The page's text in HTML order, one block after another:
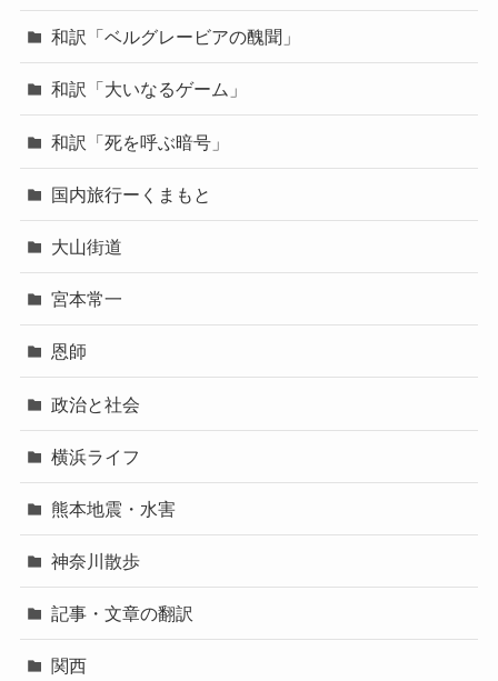
和訳「ベルグレービアの醜聞」
和訳「大いなるゲーム」
和訳「死を呼ぶ暗号」
国内旅行ーくまもと
大山街道
宮本常一
恩師
政治と社会
横浜ライフ
熊本地震・水害
神奈川散歩
記事・文章の翻訳
関西